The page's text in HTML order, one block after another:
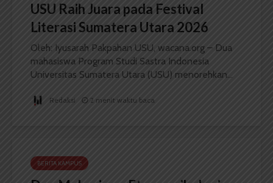
USU Raih Juara pada Festival
Literasi Sumatera Utara 2026
Oleh: Iyusarah Pakpahan USU, wacana.org – Dua
mahasiswa Program Studi Sastra Indonesia
Universitas Sumatera Utara (USU) menorehkan...
Redaksi 2 menit waktu baca
BERITA KAMPUS